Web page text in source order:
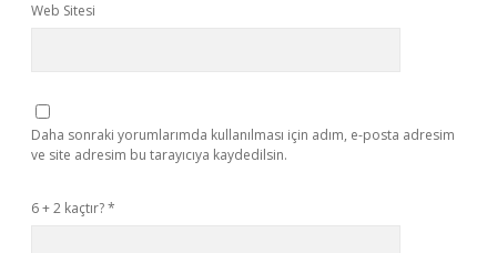
Web Sitesi
Daha sonraki yorumlarımda kullanılması için adım, e-posta adresim
ve site adresim bu tarayıcıya kaydedilsin.
6 + 2 kaçtır?*